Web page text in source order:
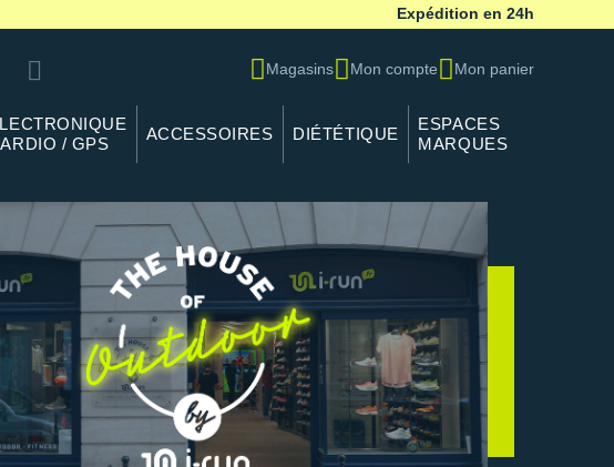
Expédition en 24h
Magasins Mon compte Mon panier
/ GPS
ACCESSOIRES DIÉTÉTIQUE
ESPACES
MARQUES
Outdoor by i-Run